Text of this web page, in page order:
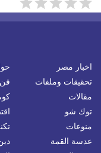
اخبار مصر
تحقيقات وملفات
فن
مقالات
توك شو
منوعات
عدسة القمة